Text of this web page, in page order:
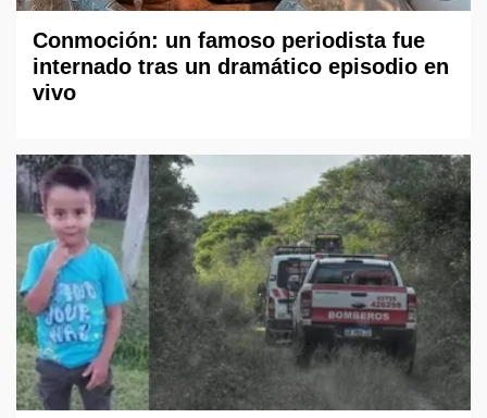
Conmoción: un famoso periodista fue
internado tras un dramático episodio en
vivo